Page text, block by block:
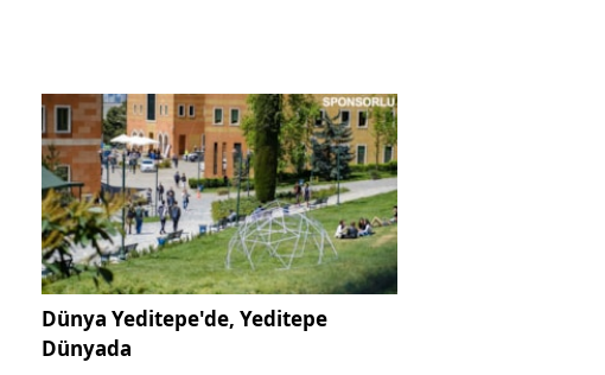
Dünya Yeditepe'de, Yeditepe
Dünyada